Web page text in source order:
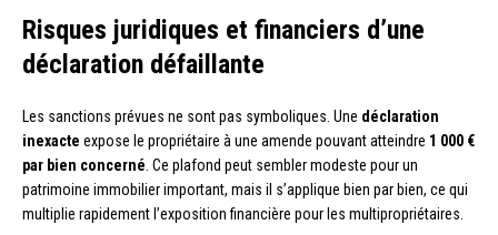
Risques juridiques et financiers d’une
déclaration défaillante
Les sanctions prévues ne sont pas symboliques. Une déclaration
inexacte expose le propriétaire à une amende pouvant atteindre 1 000 €
par bien concerné . Ce plafond peut sembler modeste pour un
patrimoine immobilier important, mais il s’applique bien par bien, ce qui
multiplie rapidement l’exposition financière pour les multipropriétaires.